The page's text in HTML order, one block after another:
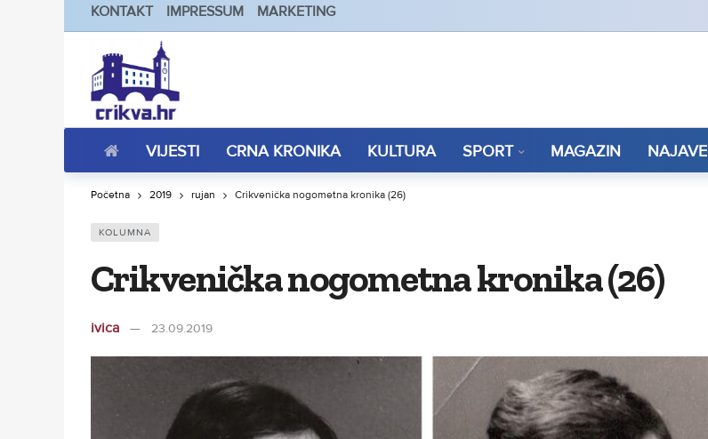
KONTAKT IMPRESSUM MARKETING
VIJESTI CRNA KRONIKA KULTURA SPORT MAGAZIN NAJAVE
Početna 2019 rujan Crikvenička nogometna kronika (26)
KOLUMNA
Crikvenička nogometna kronika (26)
ivica 23.09.2019